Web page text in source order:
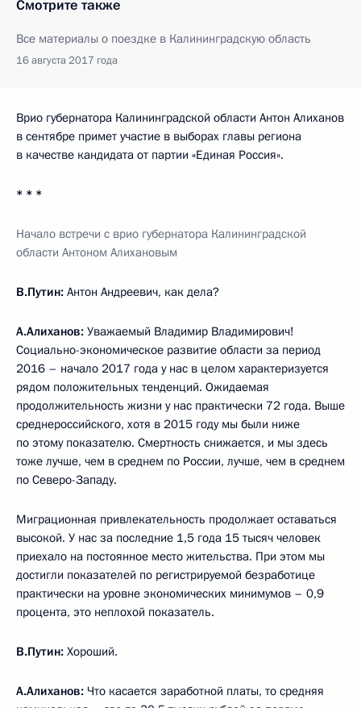
Смотрите также
Все материалы о поездке в Калининградскую область
16 августа 2017 года
Врио губернатора Калининградской области Антон Алиханов
в сентябре примет участие в выборах главы региона
в качестве кандидата от партии «Единая Россия».
* * *
Начало встречи с врио губернатора Калининградской
области Антоном Алихановым
В.Путин: Антон Андреевич, как дела?
А.Алиханов: Уважаемый Владимир Владимирович!
Социально-экономическое развитие области за период
2016 – начало 2017 года у нас в целом характеризуется
рядом положительных тенденций. Ожидаемая
продолжительность жизни у нас практически 72 года. Выше
среднероссийского, хотя в 2015 году мы были ниже
по этому показателю. Смертность снижается, и мы здесь
тоже лучше, чем в среднем по России, лучше, чем в среднем
по Северо-Западу.
Миграционная привлекательность продолжает оставаться
высокой. У нас за последние 1,5 года 15 тысяч человек
приехало на постоянное место жительства. При этом мы
достигли показателей по регистрируемой безработице
практически на уровне экономических минимумов – 0,9
процента, это неплохой показатель.
В.Путин: Хороший.
А.Алиханов: Что касается заработной платы, то средняя